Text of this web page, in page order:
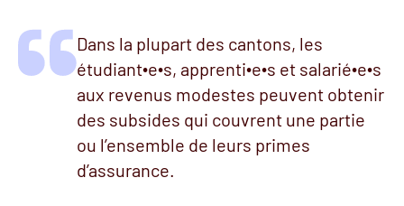
Dans la plupart des cantons, les
étudiant∙e∙s, apprenti∙e∙s et salarié∙e∙s
aux revenus modestes peuvent obtenir
des subsides qui couvrent une partie
ou l’ensemble de leurs primes
d’assurance.